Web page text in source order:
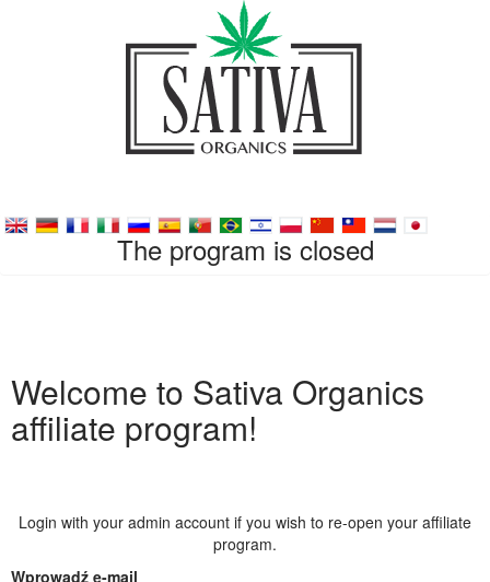
The program is closed
Welcome to Sativa Organics
affiliate program!
Login with your admin account if you wish to re-open your affiliate
program.
Wprowadź e-mail